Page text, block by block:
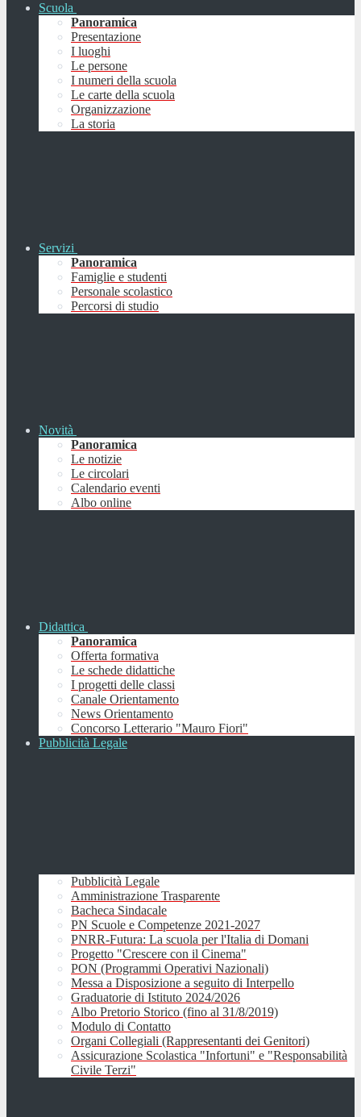
Scuola
Panoramica
Presentazione
I luoghi
Le persone
I numeri della scuola
Le carte della scuola
Organizzazione
La storia
Servizi
Panoramica
Famiglie e studenti
Personale scolastico
Percorsi di studio
Novità
Panoramica
Le notizie
Le circolari
Calendario eventi
Albo online
Didattica
Panoramica
Offerta formativa
Le schede didattiche
I progetti delle classi
Canale Orientamento
News Orientamento
Concorso Letterario "Mauro Fiori"
Pubblicità Legale
Pubblicità Legale
Amministrazione Trasparente
Bacheca Sindacale
PN Scuole e Competenze 2021-2027
PNRR-Futura: La scuola per l'Italia di Domani
Progetto "Crescere con il Cinema"
PON (Programmi Operativi Nazionali)
Messa a Disposizione a seguito di Interpello
Graduatorie di Istituto 2024/2026
Albo Pretorio Storico (fino al 31/8/2019)
Modulo di Contatto
Organi Collegiali (Rappresentanti dei Genitori)
Assicurazione Scolastica "Infortuni" e "Responsabilità
Civile Terzi"